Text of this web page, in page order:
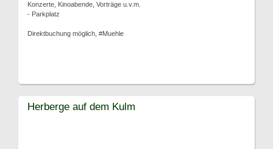
Konzerte, Kinoabende, Vorträge u.v.m.
- Parkplatz
Direktbuchung möglich, #Muehle
Herberge auf dem Kulm